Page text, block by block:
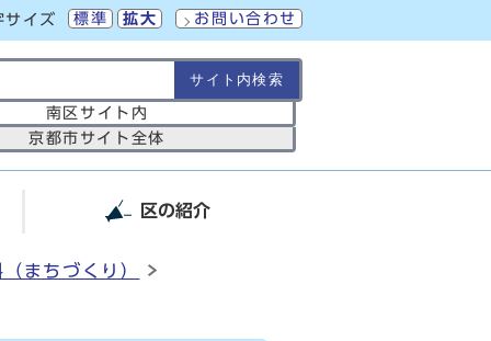
サイズ 標準 拡大 お問い合わせ
囲
南区サイト内
京都市サイト全体
区の紹介
まちづくり）